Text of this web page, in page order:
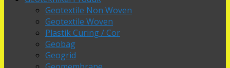
Geotextile Non Woven
Geotextile Woven
Plastik Curing / Cor
Geobag
Geogrid